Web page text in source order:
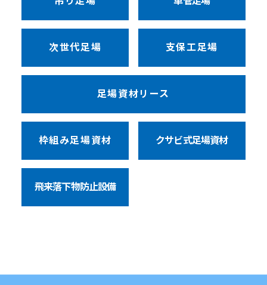
次世代足場 支保工足場
足場資材リース
枠組み足場資材 クサビ式足場資材
飛来落下物防止設備